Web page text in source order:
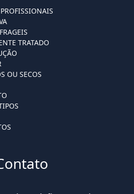
TRATADO
OU SECOS